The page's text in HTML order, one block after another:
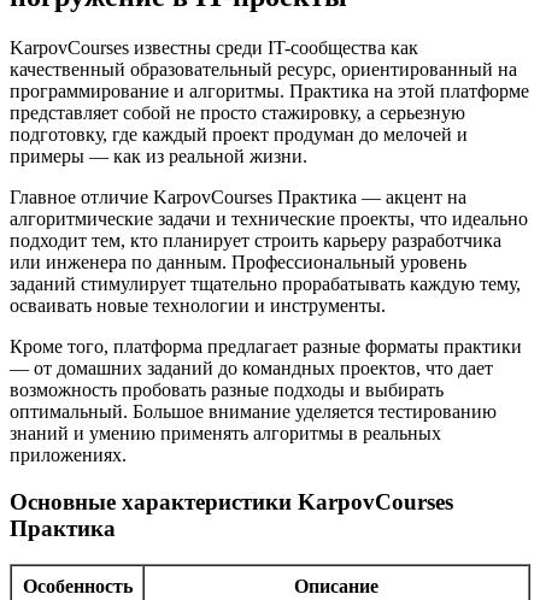
KarpovCourses известны среди IT-сообщества как
качественный образовательный ресурс, ориентированный на
программирование и алгоритмы. Практика на этой платформе
представляет собой не просто стажировку, а серьезную
подготовку, где каждый проект продуман до мелочей и
примеры — как из реальной жизни.
Главное отличие KarpovCourses Практика — акцент на
алгоритмические задачи и технические проекты, что идеально
подходит тем, кто планирует строить карьеру разработчика
или инженера по данным. Профессиональный уровень
заданий стимулирует тщательно прорабатывать каждую тему,
осваивать новые технологии и инструменты.
Кроме того, платформа предлагает разные форматы практики
— от домашних заданий до командных проектов, что дает
возможность пробовать разные подходы и выбирать
оптимальный. Большое внимание уделяется тестированию
знаний и умению применять алгоритмы в реальных
приложениях.
Основные характеристики KarpovCourses
Практика
Особенность Описание